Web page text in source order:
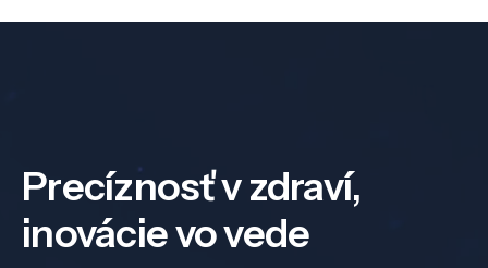
Precíznosť v zdraví,
inovácie vo vede